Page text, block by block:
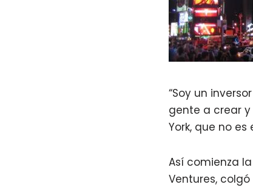
“Soy un
gente a crear
York, que no
Así comienza
Ventures, colgó